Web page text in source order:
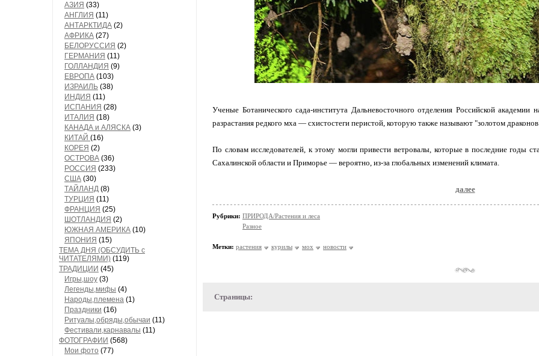
АЗИЯ (33)
АНГЛИЯ (11)
АНТАРКТИДА (2)
АФРИКА (27)
БЕЛОРУССИЯ (2)
ГЕРМАНИЯ (11)
ГОЛЛАНДИЯ (9)
ЕВРОПА (103)
ИЗРАИЛЬ (38)
ИНДИЯ (11)
ИСПАНИЯ (28)
ИТАЛИЯ (18)
КАНАДА и АЛЯСКА (3)
КИТАЙ (16)
КОРЕЯ (2)
ОСТРОВА (36)
РОССИЯ (233)
США (30)
ТАЙЛАНД (8)
ТУРЦИЯ (11)
ФРАНЦИЯ (25)
ШОТЛАНДИЯ (2)
ЮЖНАЯ АМЕРИКА (10)
ЯПОНИЯ (15)
ТЕМА ДНЯ (ОБСУДИТЬ с
ЧИТАТЕЛЯМИ) (119)
ТРАДИЦИИ (45)
Игры,шоу (3)
Легенды,мифы (4)
Народы,племена (1)
Праздники (16)
Ритуалы,обряды,обычаи (11)
Фестивали,карнавалы (11)
ФОТОГРАФИИ (568)
Мои фото (77)
Ученые Ботанического сада-института Дальневосточного отделения Российской академии
разрастания редкого мха — cхистостеги перистой, которую также называют "золотом
По словам исследователей, к этому могли привести ветровалы, которые в последние годы
Сахалинской области и Приморье — вероятно, из-за глобальных изменений климата.
далее
Рубрики: ПРИРОДА/Растения и леса
Разное
Метки: растения курилы мох новости
Страницы: